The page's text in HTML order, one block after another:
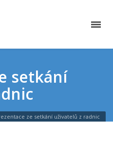
setkání
ze setkání uživatelů z radnic